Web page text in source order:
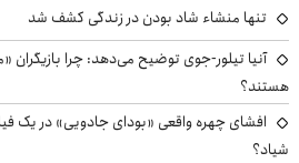
تنها منشاء شاد بودن در زندگی کشف شد
آنیا تیلور-جوی توضیح می‌دهد: چرا بازیگران
هستند؟
افشای چهره واقعی «بودای جادویی» در یک
شیاد؟